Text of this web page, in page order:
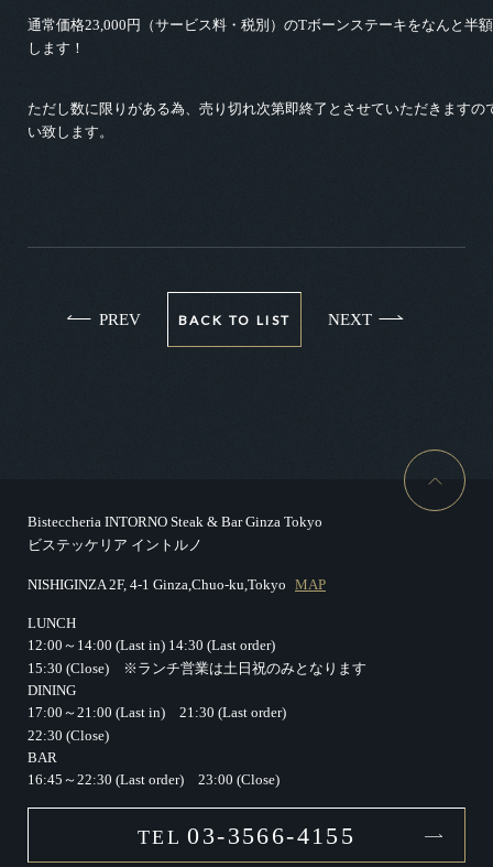
通常価格23,000円（サービス料・税別）のTボーンステーキをなんと半
します！
ただし数に限りがある為、売り切れ次第即終了とさせていただきますの
い致します。
PREV BACK TO LIST NEXT
Bisteccheria INTORNO Steak & Bar Ginza Tokyo
ビステッケリア イントルノ
NISHIGINZA 2F, 4-1 Ginza,Chuo-ku,Tokyo MAP
LUNCH
12:00～14:00 (Last in) 14:30 (Last order)
15:30 (Close)
※ランチ営業は土日祝のみとなります
DINING
17:00～21:00 (Last in)
21:30 (Last order)
22:30 (Close)
BAR
16:45～22:30 (Last order)
23:00 (Close)
TEL 03-3566-4155